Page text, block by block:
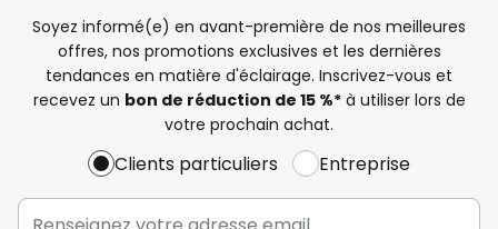
Soyez informé(e) en avant-première de nos meilleures
offres, nos promotions exclusives et les dernières
tendances en matière d'éclairage. Inscrivez-vous et
recevez un bon de réduction de 15 %*à utiliser lors de
votre prochain achat.
Clients particuliers Entreprise